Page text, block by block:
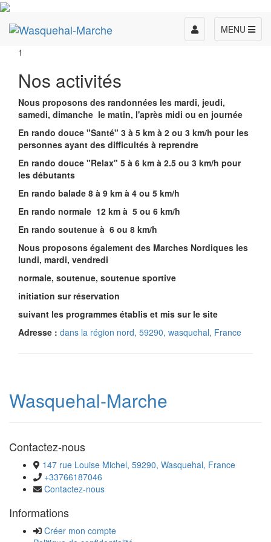
MENU
Toggle
navigation
1
Nos activités
Nous proposons des randonnées les mardi, jeudi,
samedi, dimanche le matin, l'après midi ou en journée
En rando douce "Santé" 3 à 5 km à 2 ou 3 km/h pour les
personnes ayant des difficultés à reprendre
En rando douce "Relax" 5 à 6 km à 2.5 ou 3 km/h pour
les débutants
En rando balade 8 à 9 km à 4 ou 5 km/h
En rando normale 12 km à 5 ou 6 km/h
En rando soutenue à 6 ou 8 km/h
Nous proposons également des Marches Nordiques les
lundi, mardi, vendredi
normale, soutenue, soutenue sportive
initiation sur réservation
suivant les programmes établis et mis sur le site
Adresse : dans la région nord, 59290, wasquehal, France
Wasquehal-Marche
Contactez-nous
147 rue Louise Michel, 59290, Wasquehal, France
+33766187046
Contactez-nous
Informations
Créer mon compte